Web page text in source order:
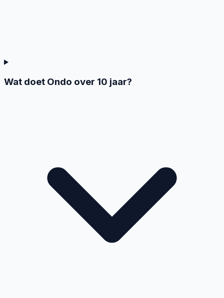
Wat doet Ondo over 10 jaar?